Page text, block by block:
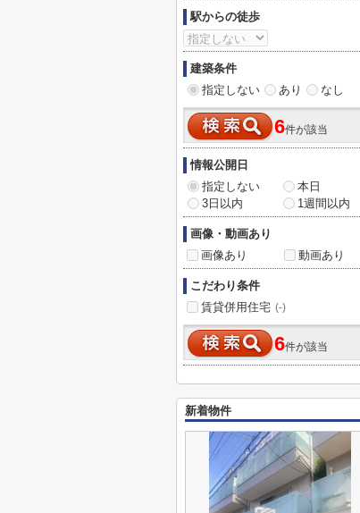
駅からの徒歩
建築条件
指定しない
あり なし
6件が該当
情報公開日
指定しない
本日
3日以内
1週間以内
画像・動画あり
画像あり
動画あり
こだわり条件
賃貸併用住宅 (-)
6件が該当
新着物件